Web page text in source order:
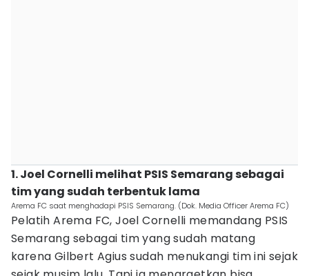
1. Joel Cornelli melihat PSIS Semarang sebagai
tim yang sudah terbentuk lama
Arema FC saat menghadapi PSIS Semarang. (Dok. Media Officer Arema FC)
Pelatih Arema FC, Joel Cornelli memandang PSIS
Semarang sebagai tim yang sudah matang
karena Gilbert Agius sudah menukangi tim ini sejak